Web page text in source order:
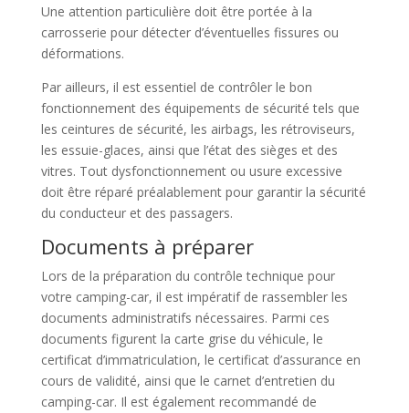
Une attention particulière doit être portée à la
carrosserie pour détecter d’éventuelles fissures ou
déformations.
Par ailleurs, il est essentiel de contrôler le bon
fonctionnement des équipements de sécurité tels que
les ceintures de sécurité, les airbags, les rétroviseurs,
les essuie-glaces, ainsi que l’état des sièges et des
vitres. Tout dysfonctionnement ou usure excessive
doit être réparé préalablement pour garantir la sécurité
du conducteur et des passagers.
Documents à préparer
Lors de la préparation du contrôle technique pour
votre camping-car, il est impératif de rassembler les
documents administratifs nécessaires. Parmi ces
documents figurent la carte grise du véhicule, le
certificat d’immatriculation, le certificat d’assurance en
cours de validité, ainsi que le carnet d’entretien du
camping-car. Il est également recommandé de